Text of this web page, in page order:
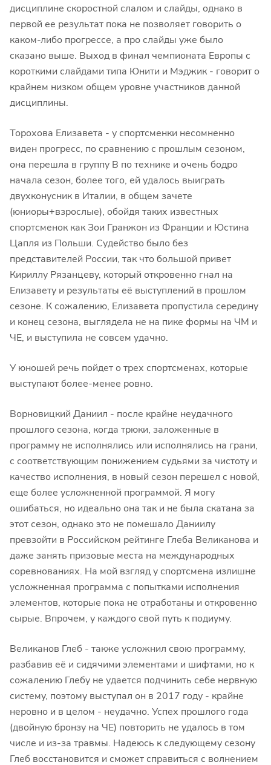
дисциплине скоростной слалом и слайды, однако в
первой ее результат пока не позволяет говорить о
каком-либо прогрессе, а про слайды уже было
сказано выше. Выход в финал чемпионата Европы с
короткими слайдами типа Юнити и Мэджик - говорит о
крайнем низком общем уровне участников данной
дисциплины.
Торохова Елизавета - у спортсменки несомненно
виден прогресс, по сравнению с прошлым сезоном,
она перешла в группу B по технике и очень бодро
начала сезон, более того, ей удалось выиграть
двухконусник в Италии, в общем зачете
(юниоры+взрослые), обойдя таких известных
спортсменок как Зои Гранжон из Франции и Юстина
Цапля из Польши. Судейство было без
представителей России, так что большой привет
Кириллу Рязанцеву, который откровенно гнал на
Елизавету и результаты её выступлений в прошлом
сезоне. К сожалению, Елизавета пропустила середину
и конец сезона, выглядела не на пике формы на ЧМ и
ЧЕ, и выступила не совсем удачно.
У юношей речь пойдет о трех спортсменах, которые
выступают более-менее ровно.
Ворновицкий Даниил - после крайне неудачного
прошлого сезона, когда трюки, заложенные в
программу не исполнялись или исполнялись на грани,
с соответствующим понижением судьями за чистоту и
качество исполнения, в новый сезон перешел с новой,
еще более усложненной программой. Я могу
ошибаться, но идеально она так и не была скатана за
этот сезон, однако это не помешало Даниилу
превзойти в Российском рейтинге Глеба Великанова и
даже занять призовые места на международных
соревнованиях. На мой взгляд у спортсмена излишне
усложненная программа с попытками исполнения
элементов, которые пока не отработаны и откровенно
сырые. Впрочем, у каждого свой путь к подиуму.
Великанов Глеб - также усложнил свою программу,
разбавив её и сидячими элементами и шифтами, но к
сожалению Глебу не удается подчинить себе нервную
систему, поэтому выступал он в 2017 году - крайне
неровно и в целом - неудачно. Успех прошлого года
(двойную бронзу на ЧЕ) повторить не удалось в том
числе и из-за травмы. Надеюсь к следующему сезону
Глеб восстановится и сможет справиться с волнением